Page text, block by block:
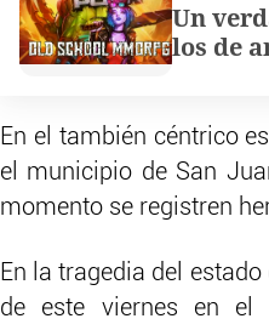
Un
los de
En el también céntrico
el municipio de San
momento se registren
En la tragedia del
de este viernes en el